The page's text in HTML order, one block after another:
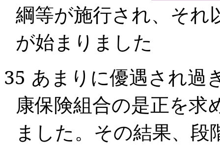
綱等が施行され、それ
が始まりました
35 あまりに優遇され過
康保険組合の是正を求
ました。その結果、